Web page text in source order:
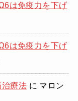
は免疫力を下げ
は免疫力を下げ
治療法 に マロン